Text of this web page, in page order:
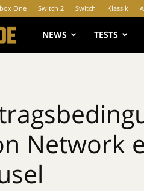
One Switch 2 Switch Klassik
MANIAC.de
NEWS TESTS
Network